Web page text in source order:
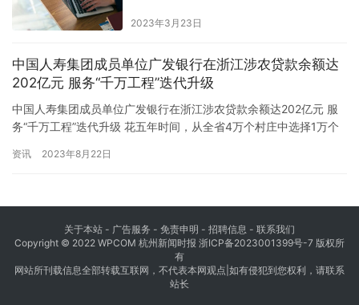
2023年3月23日
中国人寿集团成员单位广发银行在浙江涉农贷款余额达
202亿元 服务“千万工程”迭代升级
中国人寿集团成员单位广发银行在浙江涉农贷款余额达202亿元 服
务“千万工程”迭代升级 花五年时间，从全省4万个村庄中选择1万个
小康示范村——2003年6月，浙江省启动“千村示范、万村整治”工
资讯 2023年8月22日
关于本站 - 广告服务 - 免责申明 - 招聘信息 - 联系我们
Copyright © 2022 WPCOM 杭州新闻时报 浙ICP备2023001399号-7 版权所
有
网站所刊载信息全部转载互联网，不代表本网观点|如有侵犯到您权利，请联系
站长